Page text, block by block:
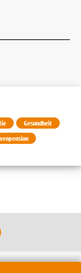
Gesundheit